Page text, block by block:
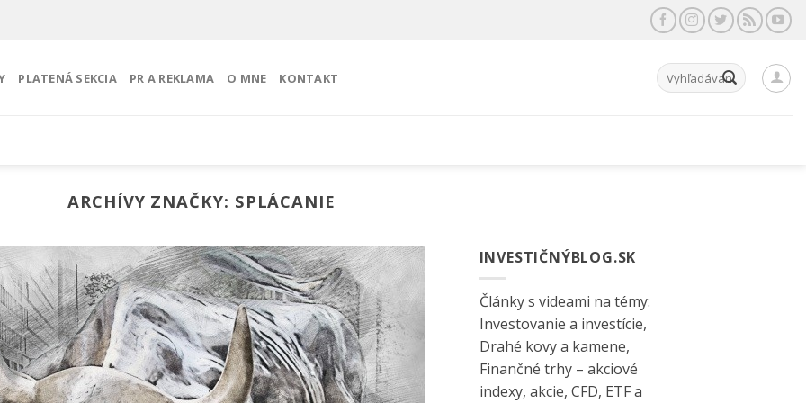
PLATENÁ SEKCIA PR A REKLAMA O MNE KONTAKT Hľadať:
ARCHÍVY ZNAČKY: SPLÁCANIE
INVESTIČNÝBLOG.SK
Články s videami na témy:
Investovanie a investície,
Drahé kovy a kamene,
Finančné trhy – akciové
indexy, akcie, CFD, ETF a